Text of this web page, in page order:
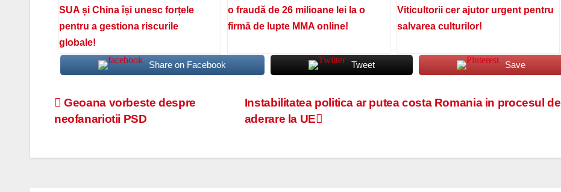
SUA și China își unesc forțele
pentru a gestiona riscurile
globale!
o fraudă de 26 milioane lei la o
firmă de lupte MMA online!
Viticultorii cer ajutor urgent pentru
salvarea culturilor!
Share on Facebook Tweet Save
Navigare
articole
Instabilitatea politica ar putea costa Romania in procesul de
aderare la UE
Geoana vorbeste despre
neofanariotii PSD